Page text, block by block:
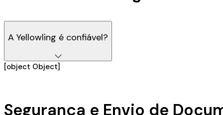
A Yellowling é confiável?
[object Object]
Segurança e Envio de